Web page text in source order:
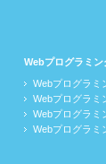
Webプログラミン
Webプログラミ
Webプログラミ
Webプログラミ
Webプログラミ